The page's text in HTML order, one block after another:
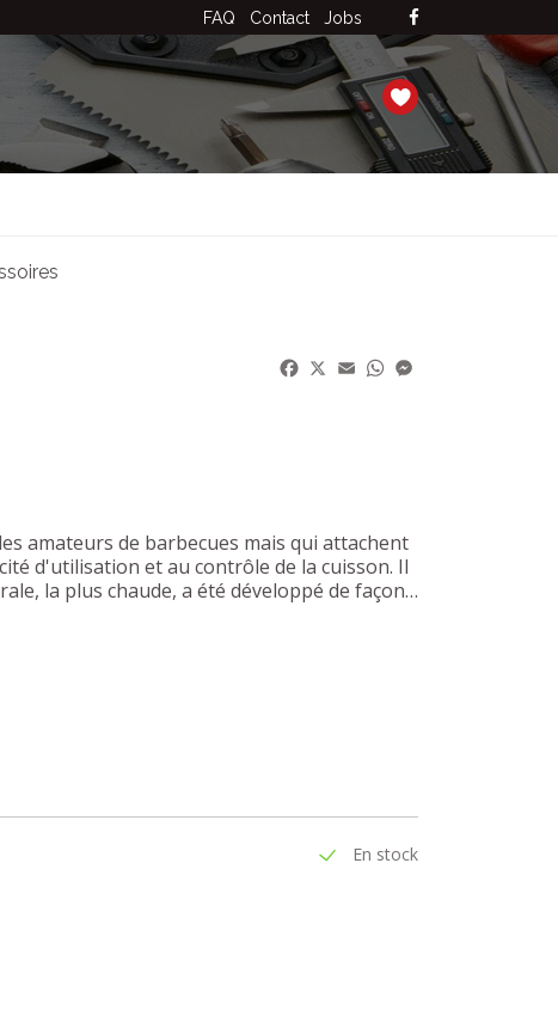
FAQ Contact Jobs
Facebook
X EmailWhatsApp
amateurs de barbecues mais qui attachent
d'utilisation et au contrôle de la cuisson. Il
la plus chaude, a été développé de façon
double paroi et au thermomètre intégré,
En stock